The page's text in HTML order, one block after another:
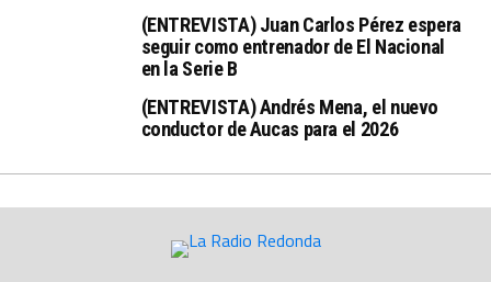
(ENTREVISTA) Juan Carlos Pérez espera
seguir como entrenador de El Nacional
en la Serie B
(ENTREVISTA) Andrés Mena, el nuevo
conductor de Aucas para el 2026